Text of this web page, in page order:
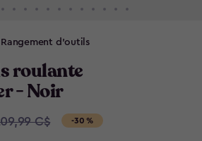
Rangement d’outils
roulante
- Noir
C$ -30 %